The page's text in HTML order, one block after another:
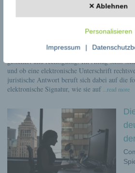
schnell abzuschließen. Es geht dabei um
handschriftliche Unterschriften voraussetzen.
gesichert und rechtsgültig. Im Alltag stellt
und ob eine elektronische Unterschrift
juristische Antwort beruft sich dabei auf die
elektronische Signatur, wie sie auf ...read more
✕ Ablehnen
Personalisieren
Impressum |